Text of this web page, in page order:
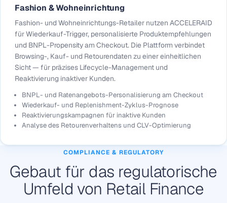
Fashion & Wohneinrichtung
Fashion- und Wohneinrichtungs-Retailer nutzen ACCELERAID
für Wiederkauf-Trigger, personalisierte Produktempfehlungen
und BNPL-Propensity am Checkout. Die Plattform verbindet
Browsing-, Kauf- und Retourendaten zu einer einheitlichen
Sicht — für präzises Lifecycle-Management und
Reaktivierung inaktiver Kunden.
BNPL- und Ratenangebots-Personalisierung am Checkout
Wiederkauf- und Replenishment-Zyklus-Prognose
Reaktivierungskampagnen für inaktive Kunden
Analyse des Retourenverhaltens und CLV-Optimierung
COMPLIANCE & REGULATORY
Gebaut für das regulatorische
Umfeld von Retail Finance